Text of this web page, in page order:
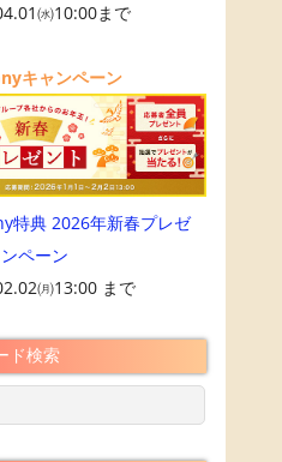
㈬10:00まで
キャンペーン
特典 2026年新春プレゼ
ペーン
㈪13:00 まで
ド検索